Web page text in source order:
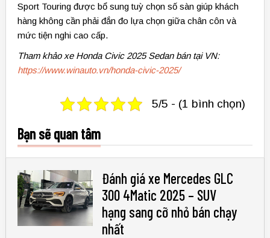
Sport Touring được bổ sung tuỳ chọn số sàn giúp khách
hàng không cần phải đắn đo lựa chọn giữa chân côn và
mức tiện nghi cao cấp.
Tham khảo xe Honda Civic 2025 Sedan bán tại VN:
https://www.winauto.vn/honda-civic-2025/
5/5 - (1 bình chọn)
Bạn sẽ quan tâm
Đánh giá xe Mercedes GLC
300 4Matic 2025 – SUV
hạng sang cỡ nhỏ bán chạy
nhất